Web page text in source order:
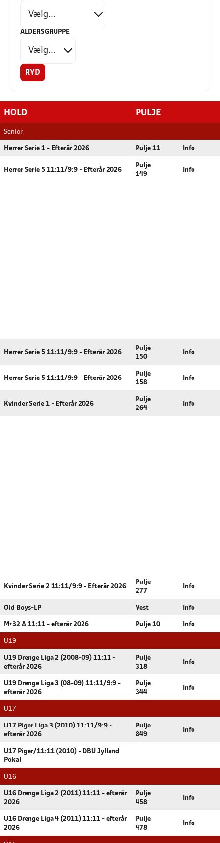
ALDERSGRUPPE
RYD
HOLD PULJE
Senior
Herrer Serie 1 - Efterår 2026 Pulje 11 Info
Herrer Serie 5 11:11/9:9 - Efterår 2026
Pulje
149
Info
Herrer Serie 5 11:11/9:9 - Efterår 2026
Pulje
150
Info
Herrer Serie 5 11:11/9:9 - Efterår 2026
Pulje
158
Info
Kvinder Serie 1 - Efterår 2026
Pulje
264
Info
Kvinder Serie 2 11:11/9:9 - Efterår 2026
Pulje
277
Info
Old Boys-LP Vest Info
M+32 A 11:11 - efterår 2026 Pulje 10 Info
U19
U19 Drenge Liga 2 (2008-09) 11:11 -
efterår 2026
Pulje
318
Info
U19 Drenge Liga 3 (08-09) 11:11/9:9 -
efterår 2026
Pulje
344
Info
U17
U17 Piger Liga 3 (2010) 11:11/9:9 -
efterår 2026
Pulje
849
Info
U17 Piger/11:11 (2010) - DBU Jylland
Pokal
U16
U16 Drenge Liga 2 (2011) 11:11 - efterår
2026
Pulje
458
Info
U16 Drenge Liga 4 (2011) 11:11 - efterår
2026
Pulje
478
Info